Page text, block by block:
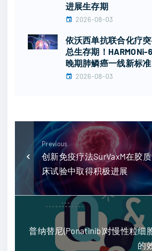
进展生存期
2026-08-03
依沃西单抗联合化疗
总生存期！HARMONi-
晚期肺鳞癌一线新标准
2026-08-03
Previous
创新免疫疗法SurVaxM在胶
床试验中取得积极进展
普纳替尼(Ponatinib)对慢性粒细
的